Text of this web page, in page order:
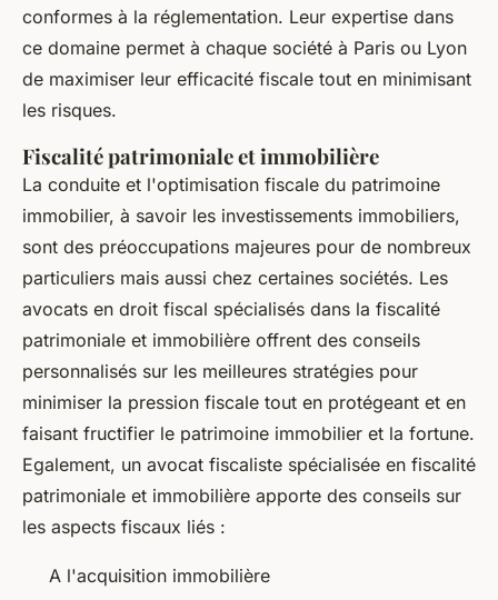
conformes à la réglementation. Leur expertise dans
ce domaine permet à chaque société à Paris ou Lyon
de maximiser leur efficacité fiscale tout en minimisant
les risques.
Fiscalité patrimoniale et immobilière
La conduite et l'optimisation fiscale du patrimoine
immobilier, à savoir les investissements immobiliers,
sont des préoccupations majeures pour de nombreux
particuliers mais aussi chez certaines sociétés. Les
avocats en droit fiscal spécialisés dans la fiscalité
patrimoniale et immobilière offrent des conseils
personnalisés sur les meilleures stratégies pour
minimiser la pression fiscale tout en protégeant et en
faisant fructifier le patrimoine immobilier et la fortune.
Egalement, un avocat fiscaliste spécialisée en fiscalité
patrimoniale et immobilière apporte des conseils sur
les aspects fiscaux liés :
A l'acquisition immobilière